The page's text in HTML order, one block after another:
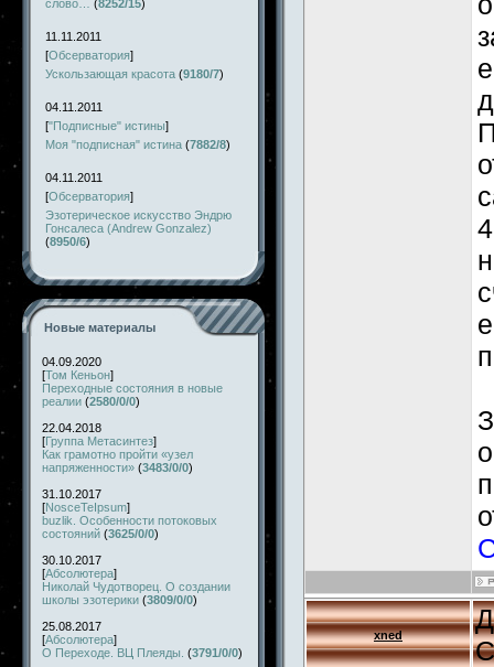
слово…
(8252/15)
11.11.2011
[Обсерватория]
Ускользающая красота (9180/7)
04.11.2011
["Подписные" истины]
Моя "подписная" истина (7882/8)
04.11.2011
[Обсерватория]
Эзотерическое искусство Эндрю
Гонсалеса (Andrew Gonzalez)
(8950/6)
Новые материалы
04.09.2020
[Том Кеньон]
Переходные состояния в новые
реалии (2580/0/0)
22.04.2018
[Группа Метасинтез]
Как грамотно пройти «узел
напряженности» (3483/0/0)
31.10.2017
[NosceTeIpsum]
buzlik. Особенности потоковых
состояний (3625/0/0)
30.10.2017
[Абсолютера]
Николай Чудотворец. О создании
школы эзотерики (3809/0/0)
25.08.2017
[Абсолютера]
О Переходе. ВЦ Плеяды. (3791/0/0)
xned